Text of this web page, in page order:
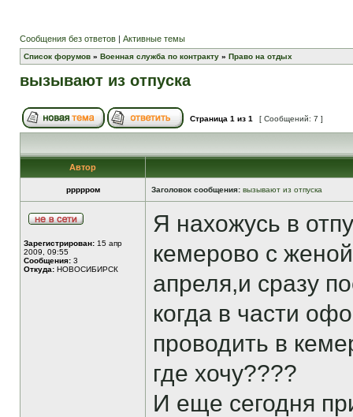
Сообщения без ответов | Активные темы
Список форумов » Военная служба по контракту » Право на отдых
вызывают из отпуска
Страница 1 из 1 [ Сообщений: 7 ]
Автор
ррррром Заголовок сообщения: вызывают из отпуска
Зарегистрирован: 15 апр
2009, 09:55
Сообщения: 3
Откуда: НОВОСИБИРСК
Я нахожусь в
кемерово с
апреля,и сразу
когда в части
проводить в
где хочу????
И еще сегодня